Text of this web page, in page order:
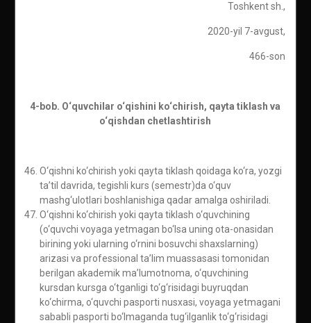
Toshkent sh.,
2020-yil 7-avgust,
466-son
4-bob. O‘quvchilar o‘qishini ko‘chirish, qayta tiklash va
o‘qishdan chetlashtirish
O‘qishni ko‘chirish yoki qayta tiklash qoidaga ko‘ra, yozgi
ta’til davrida, tegishli kurs (semestr)da o‘quv
mashg‘ulotlari boshlanishiga qadar amalga oshiriladi.
O‘qishni ko‘chirish yoki qayta tiklash o‘quvchining
(o‘quvchi voyaga yetmagan bo‘lsa uning ota-onasidan
birining yoki ularning o‘rnini bosuvchi shaxslarning)
arizasi va professional ta’lim muassasasi tomonidan
berilgan akademik ma’lumotnoma, o‘quvchining
kursdan kursga o‘tganligi to‘g‘risidagi buyruqdan
ko‘chirma, o‘quvchi pasporti nusxasi, voyaga yetmagani
sababli pasporti bo‘lmaganda tug‘ilganlik to‘g‘risidagi